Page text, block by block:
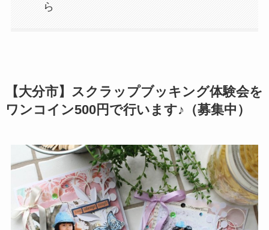
ら
【大分市】スクラップブッキング体験会を
ワンコイン500円で行います♪（募集中）